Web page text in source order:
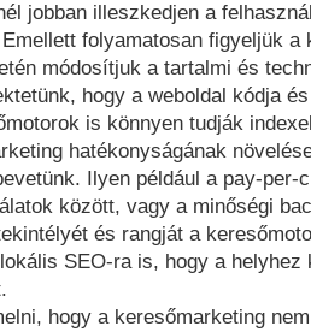
jobban illeszkedjen a
folyamatosan figyeljük
módosítjuk a tartalmi és
hogy a weboldal kódja
is könnyen tudják
hatékonyságának
Ilyen például a pay-per-
között, vagy a minőségi
és rangját a
SEO-ra is, hogy a
hogy a keresőmarketing